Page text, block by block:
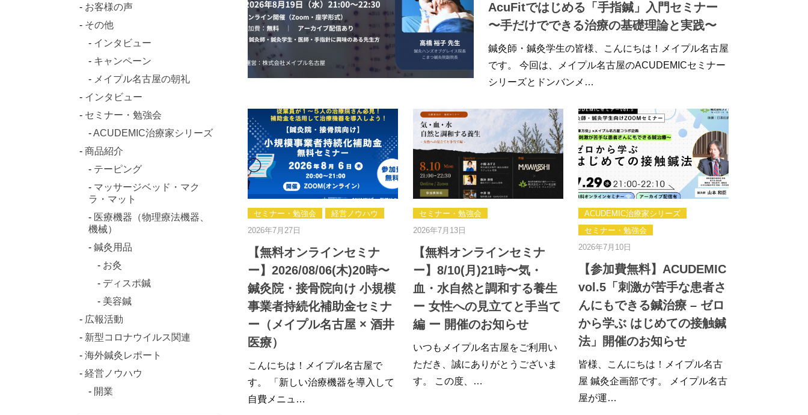
AcuFitではじめる「手指鍼」入門セミナー
〜手だけでできる治療の基礎理論と実践〜
鍼灸師・鍼灸学生の皆様、こんにちは！メイプル名古屋
です。 今回は、メイプル名古屋のACUDEMICセミナー
シリーズとドンバンメ…
セミナー・勉強会
経営ノウハウ
2026年7月27日
【無料オンラインセミナ
ー】2026/08/06(木)20時〜
鍼灸院・接骨院向け 小規模
事業者持続化補助金セミナ
ー（メイプル名古屋 × 酒井
医療）
こんにちは！メイプル名古屋で
す。 「新しい治療機器を導入して
自費メニュ…
セミナー・勉強会
2026年7月13日
【無料オンラインセミナ
ー】8/10(月)21時〜気・
血・水自然と調和する養生
ー 女性への見立てと手当て
編 ー 開催のお知らせ
いつもメイプル名古屋をご利用い
ただき、誠にありがとうございま
す。 この度、…
ACUDEMIC治療家シリーズ
セミナー・勉強会
2026年7月10日
【参加費無料】ACUDEMIC
vol.5「刺激が苦手な患者さ
んにもできる鍼治療 – ゼロ
から学ぶ はじめての接触鍼
法」開催のお知らせ
皆様、こんにちは！メイプル名古
屋 鍼灸企画部です。 メイプル名古
屋が運…
お客様の声
その他
インタビュー
キャンペーン
メイプル名古屋の朝礼
インタビュー
セミナー・勉強会
ACUDEMIC治療家シリーズ
商品紹介
テーピング
マッサージベッド・マク
ラ・マット
医療機器（物理療法機器、
機械）
鍼灸用品
お灸
ディスポ鍼
美容鍼
広報活動
新型コロナウイルス関連
海外鍼灸レポート
経営ノウハウ
開業